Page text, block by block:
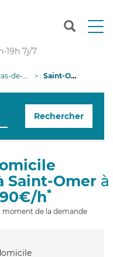
T
n
g
i
19h 7j/7
de-Calais Saint-Omer
Rechercher
Saint-Omer à
h*
moment de la demande